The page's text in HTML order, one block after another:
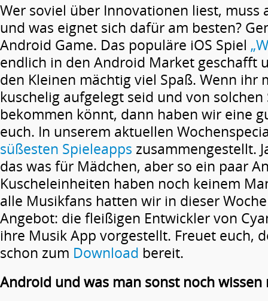
Wer soviel über Innovationen liest, muss
und was eignet sich dafür am besten?
Android Game. Das populäre iOS Spiel
endlich in den Android Market geschafft
den Kleinen mächtig viel Spaß. Wenn ihr
kuschelig aufgelegt seid und von
bekommen könnt, dann haben wir eine
euch. In unserem aktuellen
süßesten Spieleapps zusammengestellt.
das was für Mädchen, aber so ein paar
Kuscheleinheiten haben noch keinem
alle Musikfans hatten wir in dieser
Angebot: die fleißigen Entwickler von
ihre Musik App vorgestellt. Freuet euch,
schon zum Download bereit.
Android und was man sonst noch wissen